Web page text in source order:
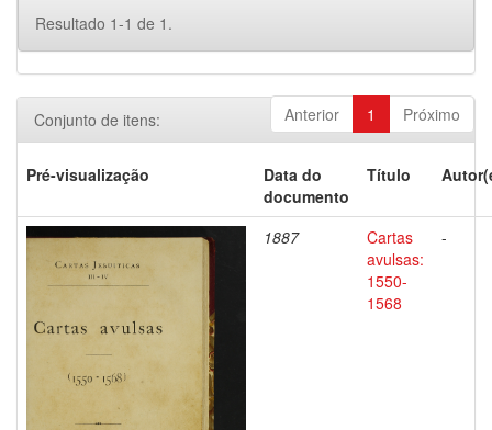
Resultado 1-1 de 1.
Anterior 1 Próximo
Conjunto de itens:
Pré-visualização
Data do
documento
Título
1887
Cartas
avulsas:
1550-
1568
-